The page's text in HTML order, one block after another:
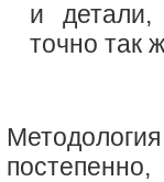
и детали,
точно так